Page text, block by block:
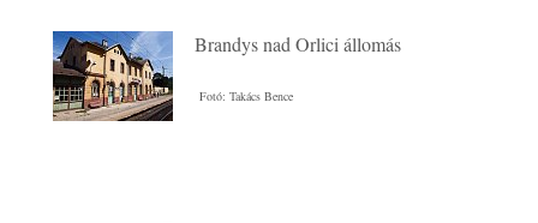
Brandys nad Orlici állomás
Fotó: Takács Bence